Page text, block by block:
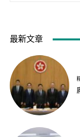
最新文章